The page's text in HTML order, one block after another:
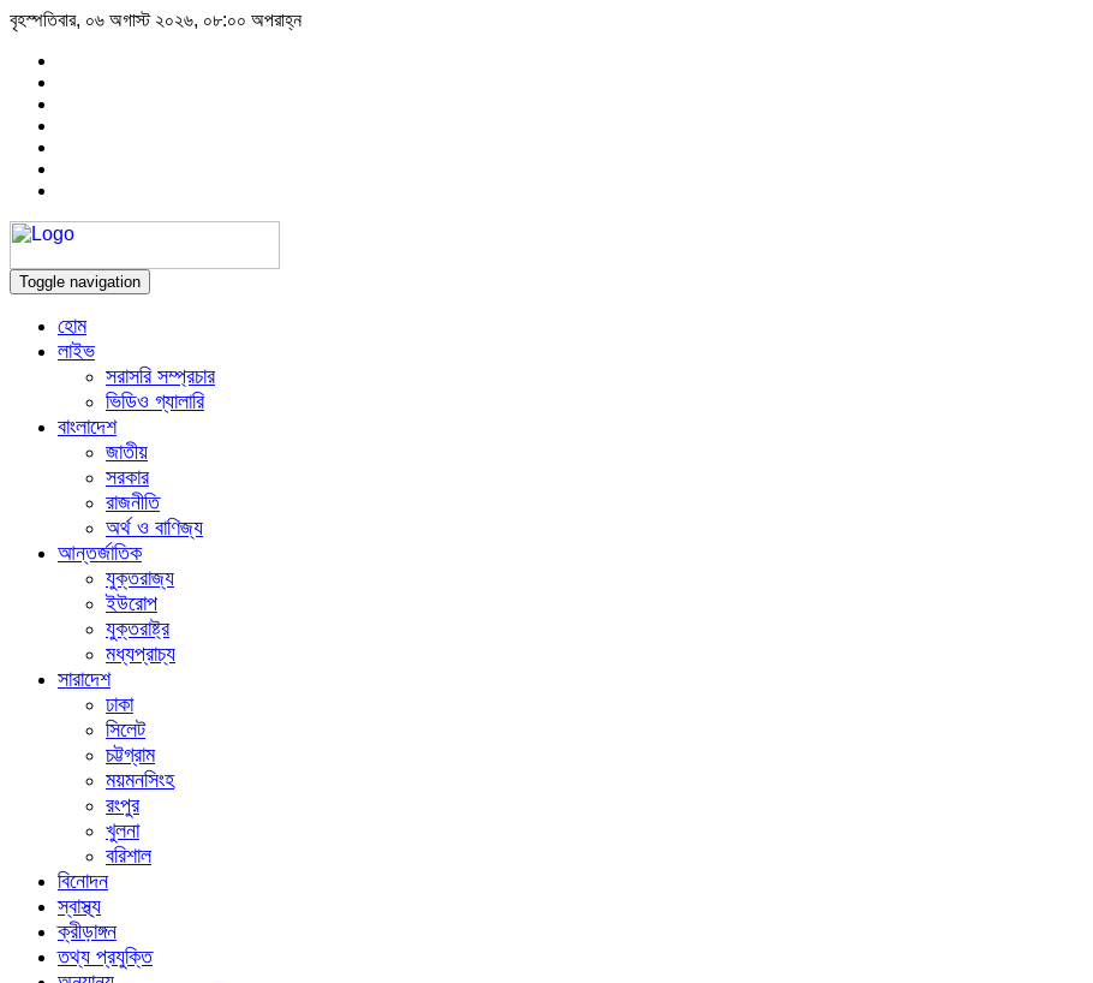
বৃহস্পতিবার, ০৬ অগাস্ট ২০২৬, ০৮:০০ অপরাহ্ন
Toggle navigation
হোম
লাইভ
সরাসরি সম্প্রচার
ভিডিও গ্যালারি
বাংলাদেশ
জাতীয়
সরকার
রাজনীতি
অর্থ ও বাণিজ্য
আন্তর্জাতিক
যুক্তরাজ্য
ইউরোপ
যুক্তরাষ্ট্র
মধ্যপ্রাচ্য
সারাদেশ
ঢাকা
সিলেট
চট্টগ্রাম
ময়মনসিংহ
রংপুর
খুলনা
বরিশাল
বিনোদন
স্বাস্থ্য
ক্রীড়াঙ্গন
তথ্য প্রযুক্তি